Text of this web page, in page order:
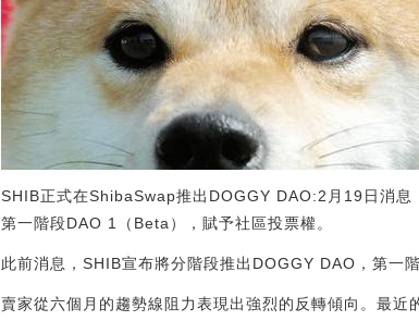
SHIB正式在ShibaSwap推出DOGGY DAO:2月19日消
第一階段DAO 1（Beta），賦予社區投票權。
此前消息，SHIB宣布將分階段推出DOGGY DAO，第
賣家從六個月的趨勢線阻力表現出強烈的反轉傾向。最